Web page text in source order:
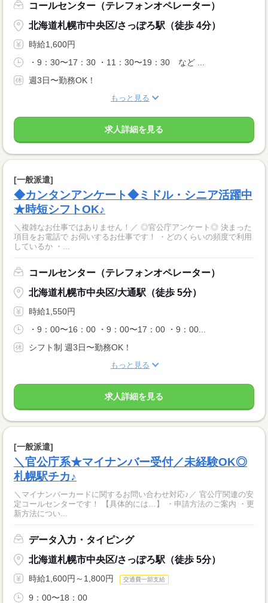
コールセンター（テレフォンオペレーター）
北海道札幌市中央区/さっぽろ駅（徒歩 4分）
時給1,600円
・9：30〜17：30 ・11：30〜19：30 など ...
週3日〜勤務OK！
もっと見る
求人詳細を見る
[一般派遣]
◆カンタンアンケート◆ミドル・シニア活躍中
★時短シフトOK♪
＼複雑なお仕事ではありません！／ ◎官公庁アンケート◎ 決まった
項目をお電話で お伺いするお仕事です！ ・どのくらいの頻度で利用
しているか ・...
コールセンター（テレフォンオペレーター）
北海道札幌市中央区/大通駅（徒歩 5分）
時給1,550円
・9：00〜16：00 ・9：00〜17：00 ・9：00...
シフト制 週3日〜勤務OK！
もっと見る
求人詳細を見る
[一般派遣]
＼官公庁系★マイナンバー受付／未経験OK◎
札幌駅チカ♪
＼マイナンバーカードに関するお問い合わせ対応♪／ 官公庁関連の安
定コールセンターです！ 【具体的には…】 ・申請方法のご案内 ・更
新方法につい...
データ入力・タイピング
北海道札幌市中央区/さっぽろ駅（徒歩 5分）
時給1,600円～1,800円 交通費一部支給
9：00〜18：00